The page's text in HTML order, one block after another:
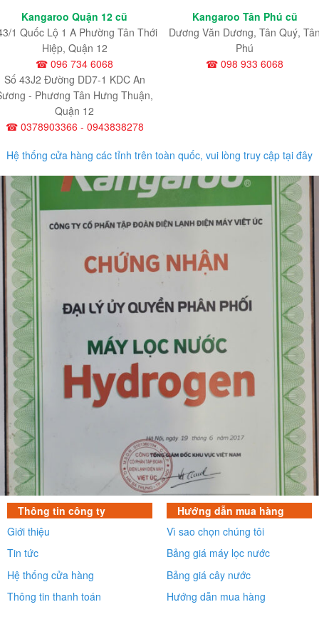
Kangaroo Quận 12 cũ
1 Quốc Lộ 1 A Phường Tân Thới
Hiệp, Quận 12
☎ 096 734 6068
Số 43J2 Đường DD7-1 KDC An
- Phương Tân Hưng Thuận,
Quận 12
☎ 0378903366 - 0943838278
Kangaroo Tân Phú cũ
Dương Văn Dương, Tân Quý,
Phú
☎ 098 933 6068
Hệ thống cửa hàng các tỉnh trên toàn quốc, vui lòng truy cập tại đây
Thông tin công ty
Giới thiệu
Tin tức
Hệ thống cửa hàng
Thông tin thanh toán
Hướng dẫn mua hàng
Vì sao chọn chúng tôi
Bảng giá máy lọc nước
Bảng giá cây nước
Hướng dẫn mua hàng